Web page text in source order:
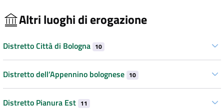
Altri luoghi di erogazione
Distretto Città di Bologna 10
Distretto dell’Appennino bolognese 10
Distretto Pianura Est 11